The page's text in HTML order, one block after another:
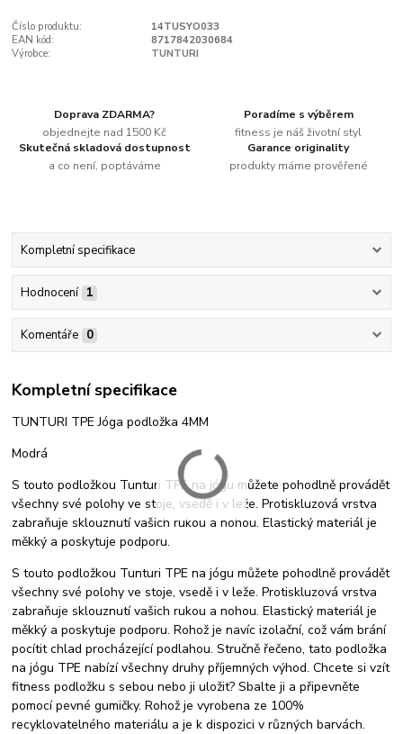
Číslo produktu:
14TUSYO033
EAN kód:
8717842030684
Výrobce:
TUNTURI
Doprava ZDARMA?
objednejte nad 1500 Kč
Poradíme s výběrem
fitness je náš životní styl
Skutečná skladová dostupnost
a co není, poptáváme
Garance originality
produkty máme prověřené
Kompletní specifikace
Hodnocení 1
Komentáře 0
Kompletní specifikace
TUNTURI TPE Jóga podložka 4MM
Modrá
S touto podložkou Tunturi TPE na jógu můžete pohodlně provádět
všechny své polohy ve stoje, vsedě i v leže. Protiskluzová vrstva
zabraňuje sklouznutí vašich rukou a nohou. Elastický materiál je
měkký a poskytuje podporu.
S touto podložkou Tunturi TPE na jógu můžete pohodlně provádět
všechny své polohy ve stoje, vsedě i v leže. Protiskluzová vrstva
zabraňuje sklouznutí vašich rukou a nohou. Elastický materiál je
měkký a poskytuje podporu. Rohož je navíc izolační, což vám brání
pocítit chlad procházející podlahou. Stručně řečeno, tato podložka
na jógu TPE nabízí všechny druhy příjemných výhod. Chcete si vzít
fitness podložku s sebou nebo ji uložit? Sbalte ji a připevněte
pomocí pevné gumičky. Rohož je vyrobena ze 100%
recyklovatelného materiálu a je k dispozici v různých barvách.